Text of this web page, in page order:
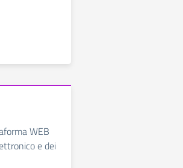
WEB
e dei